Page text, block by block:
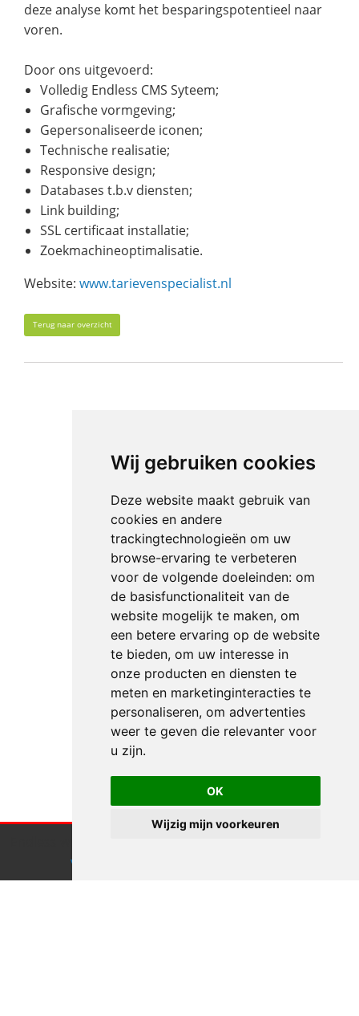
Wij gebruiken cookies
Deze website maakt gebruik van
cookies en andere
trackingtechnologieën om uw
browse-ervaring te verbeteren
voor de volgende doeleinden: om
de basisfunctionaliteit van de
website mogelijk te maken, om
een betere ervaring op de website
te bieden, om uw interesse in
onze producten en diensten te
meten en marketinginteracties te
personaliseren, om advertenties
weer te geven die relevanter voor
u zijn.
OK
Wijzig mijn voorkeuren
deze analyse komt het besparingspotentieel naar
voren.
Door ons uitgevoerd:
Volledig Endless CMS Syteem;
Grafische vormgeving;
Gepersonaliseerde iconen;
Technische realisatie;
Responsive design;
Databases t.b.v diensten;
Link building;
SSL certificaat installatie;
Zoekmachineoptimalisatie.
Website: www.tarievenspecialist.nl
Terug naar overzicht
voor meer informatie